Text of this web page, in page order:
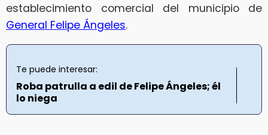
establecimiento comercial del municipio de
General Felipe Ángeles.
Te puede interesar:
Roba patrulla a edil de Felipe Ángeles; él
lo niega